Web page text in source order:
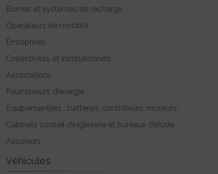
Bornes et systèmes de recharge
Opérateurs de mobilité
Entreprises
Collectivités et institutionnels
Associations
Fournisseurs d’énergie
Equipementiers : batteries, contrôleurs, moteurs..
Cabinets conseil d’ingénierie et bureaux d’étude
Assureurs
Véhicules